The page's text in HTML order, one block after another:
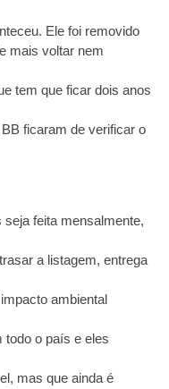
Ele foi removido
mais voltar nem
tem que ficar dois anos
ficaram de verificar o
feita mensalmente,
a listagem, entrega
ambiental
todo o país e eles
mas que ainda é